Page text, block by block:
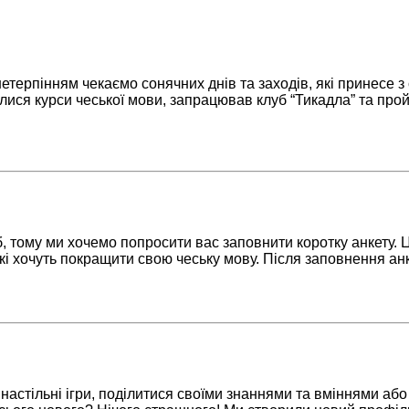
чекаємо сонячних днів та заходів, які
курси чеської мови, запрацював клуб “Тикадла” та
ми хочемо попросити вас заповнити коротку анкету.
хочуть покращити свою чеську мову. Після заповнення
ігри, поділитися своїми знаннями та вміннями